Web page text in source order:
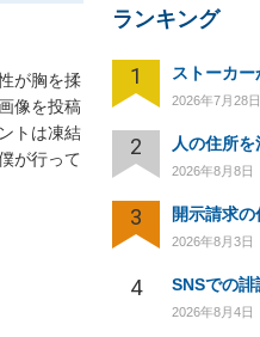
が胸を揉
像を投稿
トは凍結
が行って
ランキング
1 ストーカ
2026年7月28日
2
2026年8月8日
3
2026年8月3日
4
2026年8月4日